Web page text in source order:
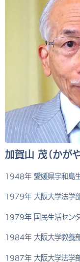
加賀山 茂（かが
1948年 愛媛県宇和島
1979年 大阪大学法学
1979年 国民生活セン
1984年 大阪大学教養
1987年 大阪大学法学